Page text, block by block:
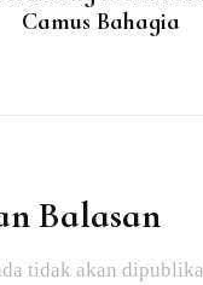
Camus Bahagia
Balasan
tidak akan